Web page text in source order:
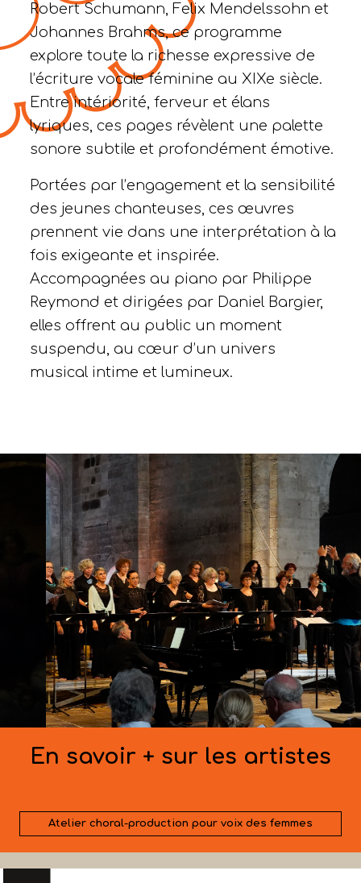
Robert Schumann, Felix Mendelssohn et
Johannes Brahms, ce programme
explore toute la richesse expressive de
l’écriture vocale féminine au XIXe siècle.
Entre intériorité, ferveur et élans
lyriques, ces pages révèlent une palette
sonore subtile et profondément émotive.
Portées par l’engagement et la sensibilité
des jeunes chanteuses, ces œuvres
prennent vie dans une interprétation à la
fois exigeante et inspirée.
Accompagnées au piano par Philippe
Reymond et dirigées par Daniel Bargier,
elles offrent au public un moment
suspendu, au cœur d’un univers
musical intime et lumineux.
En savoir + sur les artistes
Atelier choral-production pour voix des femmes